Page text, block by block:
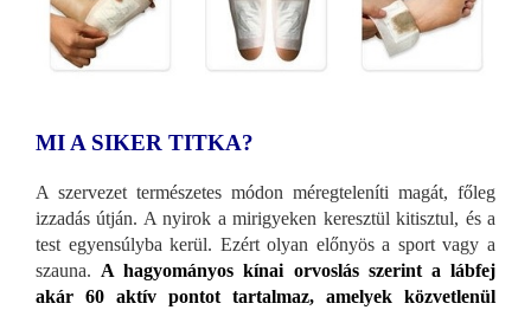
MI A SIKER TITKA?
A szervezet természetes módon méregteleníti magát, főleg
izzadás útján. A nyirok a mirigyeken keresztül kitisztul, és a
test egyensúlyba kerül. Ezért olyan előnyös a sport vagy a
szauna. A hagyományos kínai orvoslás szerint a lábfej
akár 60 aktív pontot tartalmaz, amelyek közvetlenül